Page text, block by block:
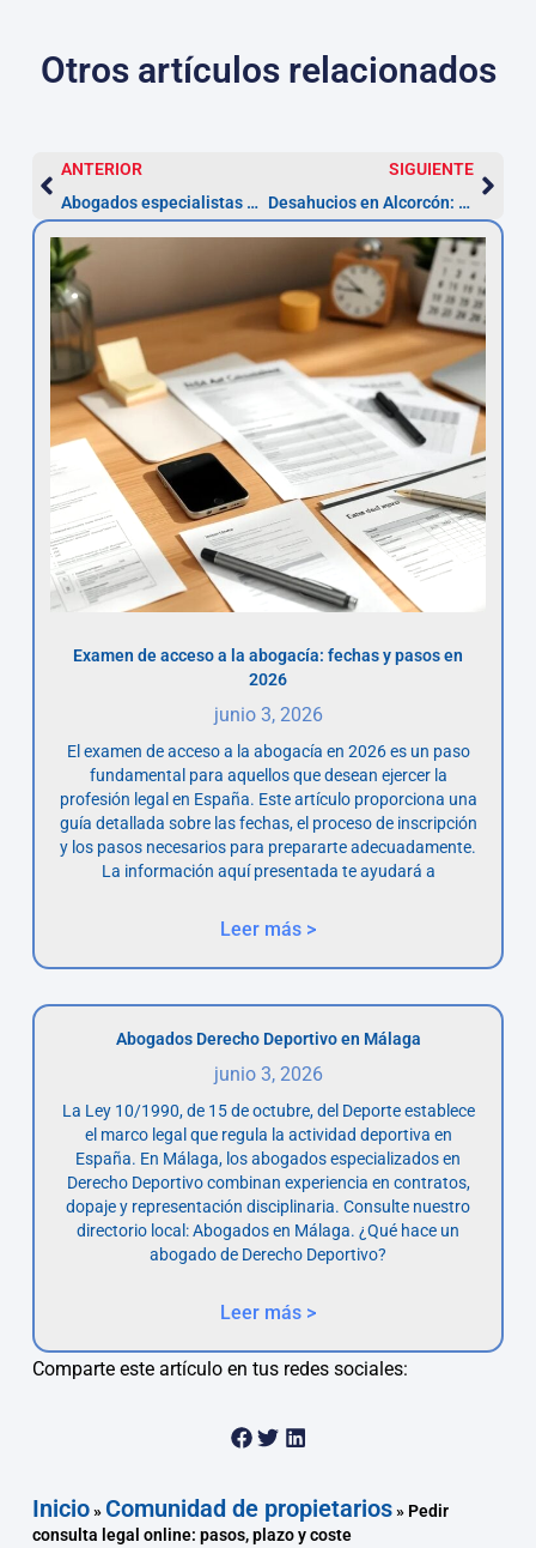
Otros artículos relacionados
ANTERIOR
Abogados especialistas en accidentes de tráfico en Alcorcón
SIGUIENTE
Desahucios en Alcorcón: pasos, abogados y plazos (5 años)
Examen de acceso a la abogacía: fechas y pasos en
2026
junio 3, 2026
El examen de acceso a la abogacía en 2026 es un paso
fundamental para aquellos que desean ejercer la
profesión legal en España. Este artículo proporciona una
guía detallada sobre las fechas, el proceso de inscripción
y los pasos necesarios para prepararte adecuadamente.
La información aquí presentada te ayudará a
Leer más >
Abogados Derecho Deportivo en Málaga
junio 3, 2026
La Ley 10/1990, de 15 de octubre, del Deporte establece
el marco legal que regula la actividad deportiva en
España. En Málaga, los abogados especializados en
Derecho Deportivo combinan experiencia en contratos,
dopaje y representación disciplinaria. Consulte nuestro
directorio local: Abogados en Málaga. ¿Qué hace un
abogado de Derecho Deportivo?
Leer más >
Comparte este artículo en tus redes sociales:
Inicio» Comunidad de propietarios» Pedir
consulta legal online: pasos, plazo y coste